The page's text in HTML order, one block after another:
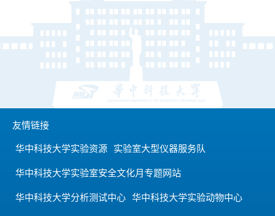
友情链接
华中科技大学实验资源 实验室大型仪器服务队
华中科技大学实验室安全文化月专题网站
华中科技大学分析测试中心 华中科技大学实验动物中心